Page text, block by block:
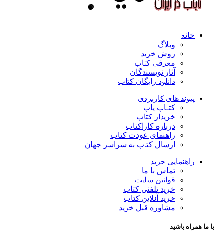
خانه
وبلاگ
روش خرید
معرفی کتاب
آثار نویسندگان
دانلود رایگان کتاب
پیوند های کاربردی
کتـاب یاب
خریدار کتاب
درباره کاراکتاب
راهنمای عودت کتاب
ارسال کتاب به سراسر جهان
راهنمایی خرید
تماس با ما
قوانین سایت
خرید تلفنی کتاب
خرید آنلاین کتاب
مشاوره قبل خرید
با ما همراه باشید